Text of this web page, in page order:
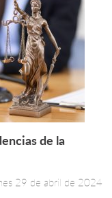
Leer más +
de la
29 de abril de 2024